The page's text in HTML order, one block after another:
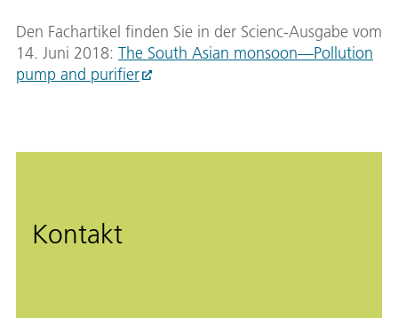
Den Fachartikel finden Sie in der Scienc-Ausgabe vom
14. Juni 2018: The South Asian monsoon—Pollution
pump and purifier
Kontakt